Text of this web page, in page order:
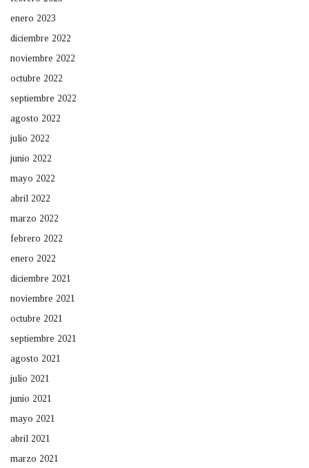
enero 2023
diciembre 2022
noviembre 2022
octubre 2022
septiembre 2022
agosto 2022
julio 2022
junio 2022
mayo 2022
abril 2022
marzo 2022
febrero 2022
enero 2022
diciembre 2021
noviembre 2021
octubre 2021
septiembre 2021
agosto 2021
julio 2021
junio 2021
mayo 2021
abril 2021
marzo 2021